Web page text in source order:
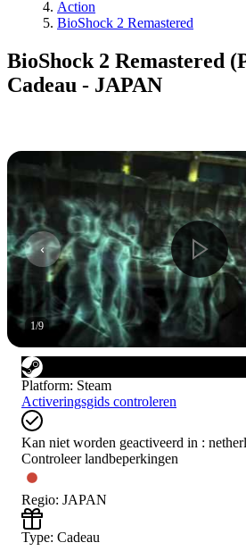
Action
BioShock 2 Remastered
BioShock 2 Remastered
Cadeau - JAPAN
1/9
Platform: Steam
Activeringsgids controleren
Kan niet worden geactiveerd in :
Controleer landbeperkingen
Regio: JAPAN
Type: Cadeau